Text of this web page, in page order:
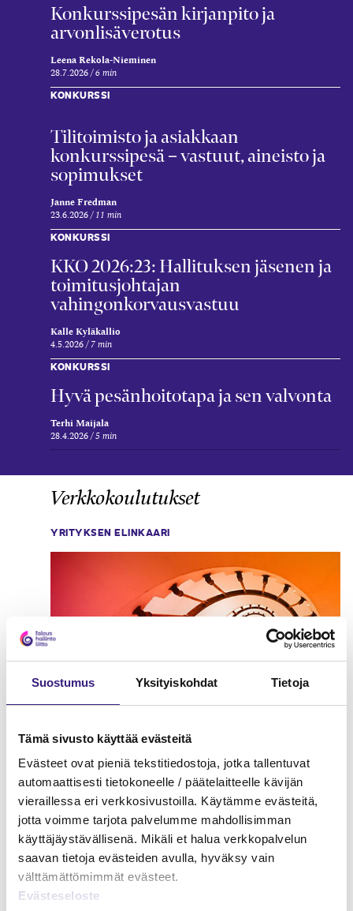
Suostumus Yksityiskohdat Tietoja
Tämä sivusto käyttää evästeitä
Evästeet ovat pieniä tekstitiedostoja, jotka tallentuvat
automaattisesti tietokoneelle / päätelaitteelle kävijän
vieraillessa eri verkkosivustoilla. Käytämme evästeitä,
jotta voimme tarjota palvelumme mahdollisimman
käyttäjäystävällisenä. Mikäli et halua verkkopalvelun
saavan tietoja evästeiden avulla, hyväksy vain
välttämättömimmät evästeet.
Evästeseloste
Konkurssipesän kirjanpito ja
arvonlisäverotus
Leena Rekola-Nieminen
28.7.2026 6 min
KONKURSSI
Tilitoimisto ja asiakkaan
konkurssipesä – vastuut, aineisto ja
sopimukset
Janne Fredman
23.6.2026 11 min
KONKURSSI
KKO 2026:23: Hallituksen jäsenen ja
toimitusjohtajan
vahingonkorvausvastuu
Kalle Kyläkallio
4.5.2026 7 min
KONKURSSI
Hyvä pesänhoitotapa ja sen valvonta
Terhi Maijala
28.4.2026 5 min
Verkkokoulutukset
YRITYKSEN ELINKAARI
Konkurssipesän taloushallinto
OSAKEYHTIÖ